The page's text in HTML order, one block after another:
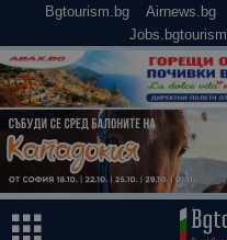
Bgtourism.bg Airnews.bg